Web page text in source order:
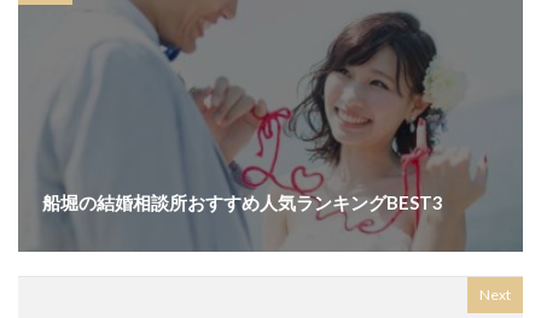
船堀の結婚相談所おすすめ人気ランキングBEST3
Next